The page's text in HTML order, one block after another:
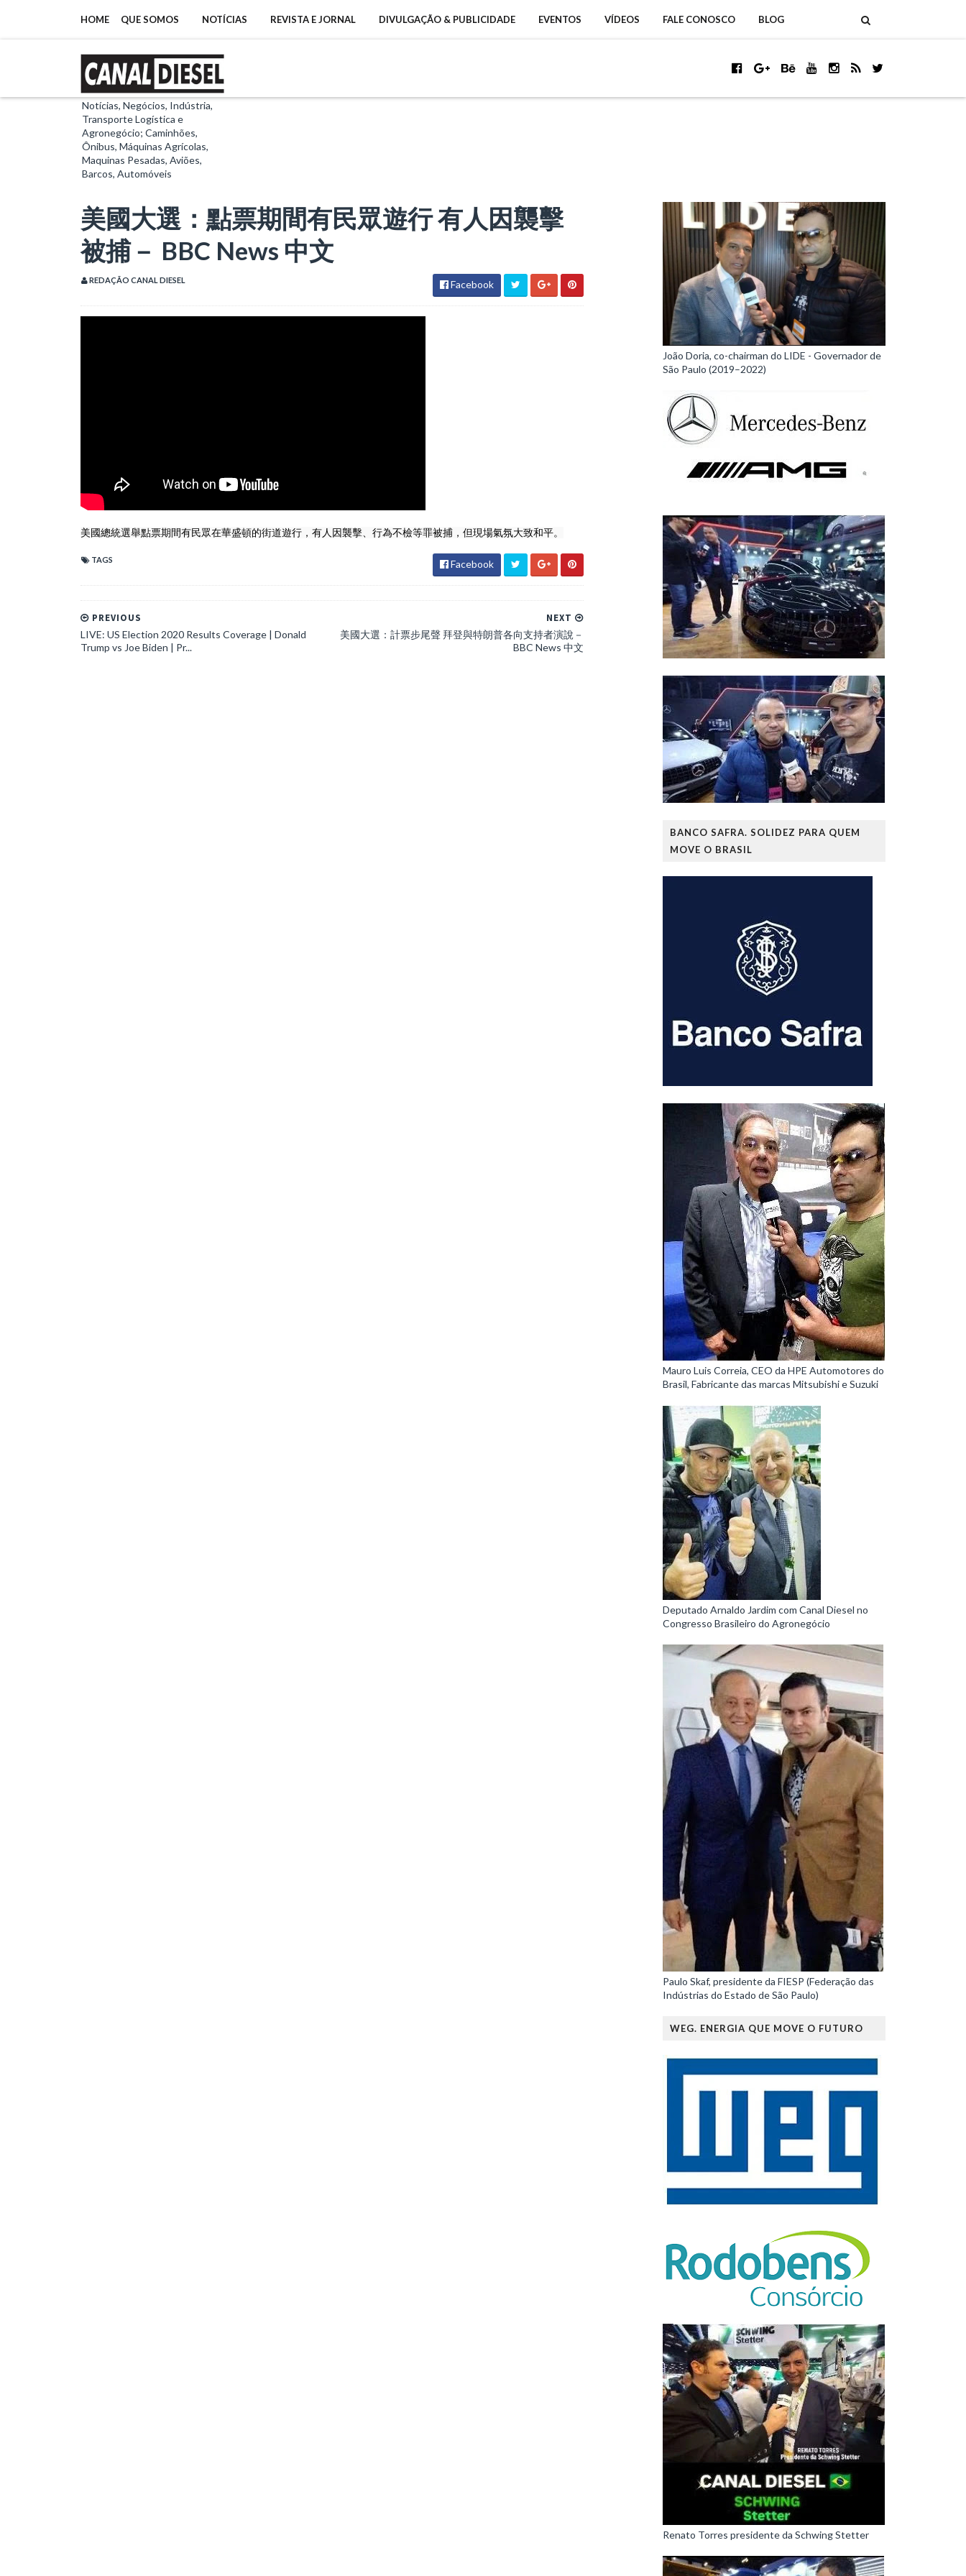
HOME QUE SOMOS NOTÍCIAS REVISTA E JORNAL DIVULGAÇÃO & PUBLICIDADE EVENTOS VÍDEOS FALE CONOSCO BLOG
Notícias, Negócios, Indústria,
Transporte Logística e
Agronegócio; Caminhões,
Ônibus, Máquinas Agrícolas,
Maquinas Pesadas, Aviões,
Barcos, Automóveis
美國大選：點票期間有民眾遊行 有人因襲擊
被捕－ BBC News 中文
REDAÇÃO CANAL DIESEL Facebook
美國總統選舉點票期間有民眾在華盛頓的街道遊行，有人因襲擊、行為不檢等罪被捕，但現場氣氛大致和平。
TAGS Facebook
NEXT
美國大選：計票步尾聲 拜登與特朗普各向支持者演說－
BBC News 中文
PREVIOUS
LIVE: US Election 2020 Results Coverage | Donald
Trump vs Joe Biden | Pr...
João Doria, co-chairman do LIDE - Governador de
São Paulo (2019–2022)
BANCO SAFRA. SOLIDEZ PARA QUEM
MOVE O BRASIL
Mauro Luis Correia, CEO da HPE Automotores do
Brasil, Fabricante das marcas Mitsubishi e Suzuki
Deputado Arnaldo Jardim com Canal Diesel no
Congresso Brasileiro do Agronegócio
Paulo Skaf, presidente da FIESP (Federação das
Indústrias do Estado de São Paulo)
WEG. ENERGIA QUE MOVE O FUTURO
Renato Torres presidente da Schwing Stetter